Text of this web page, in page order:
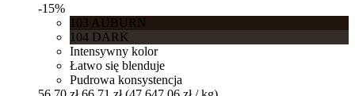
-15%
103 AUBURN
104 DARK
Intensywny kolor
Łatwo się blenduje
Pudrowa konsystencja